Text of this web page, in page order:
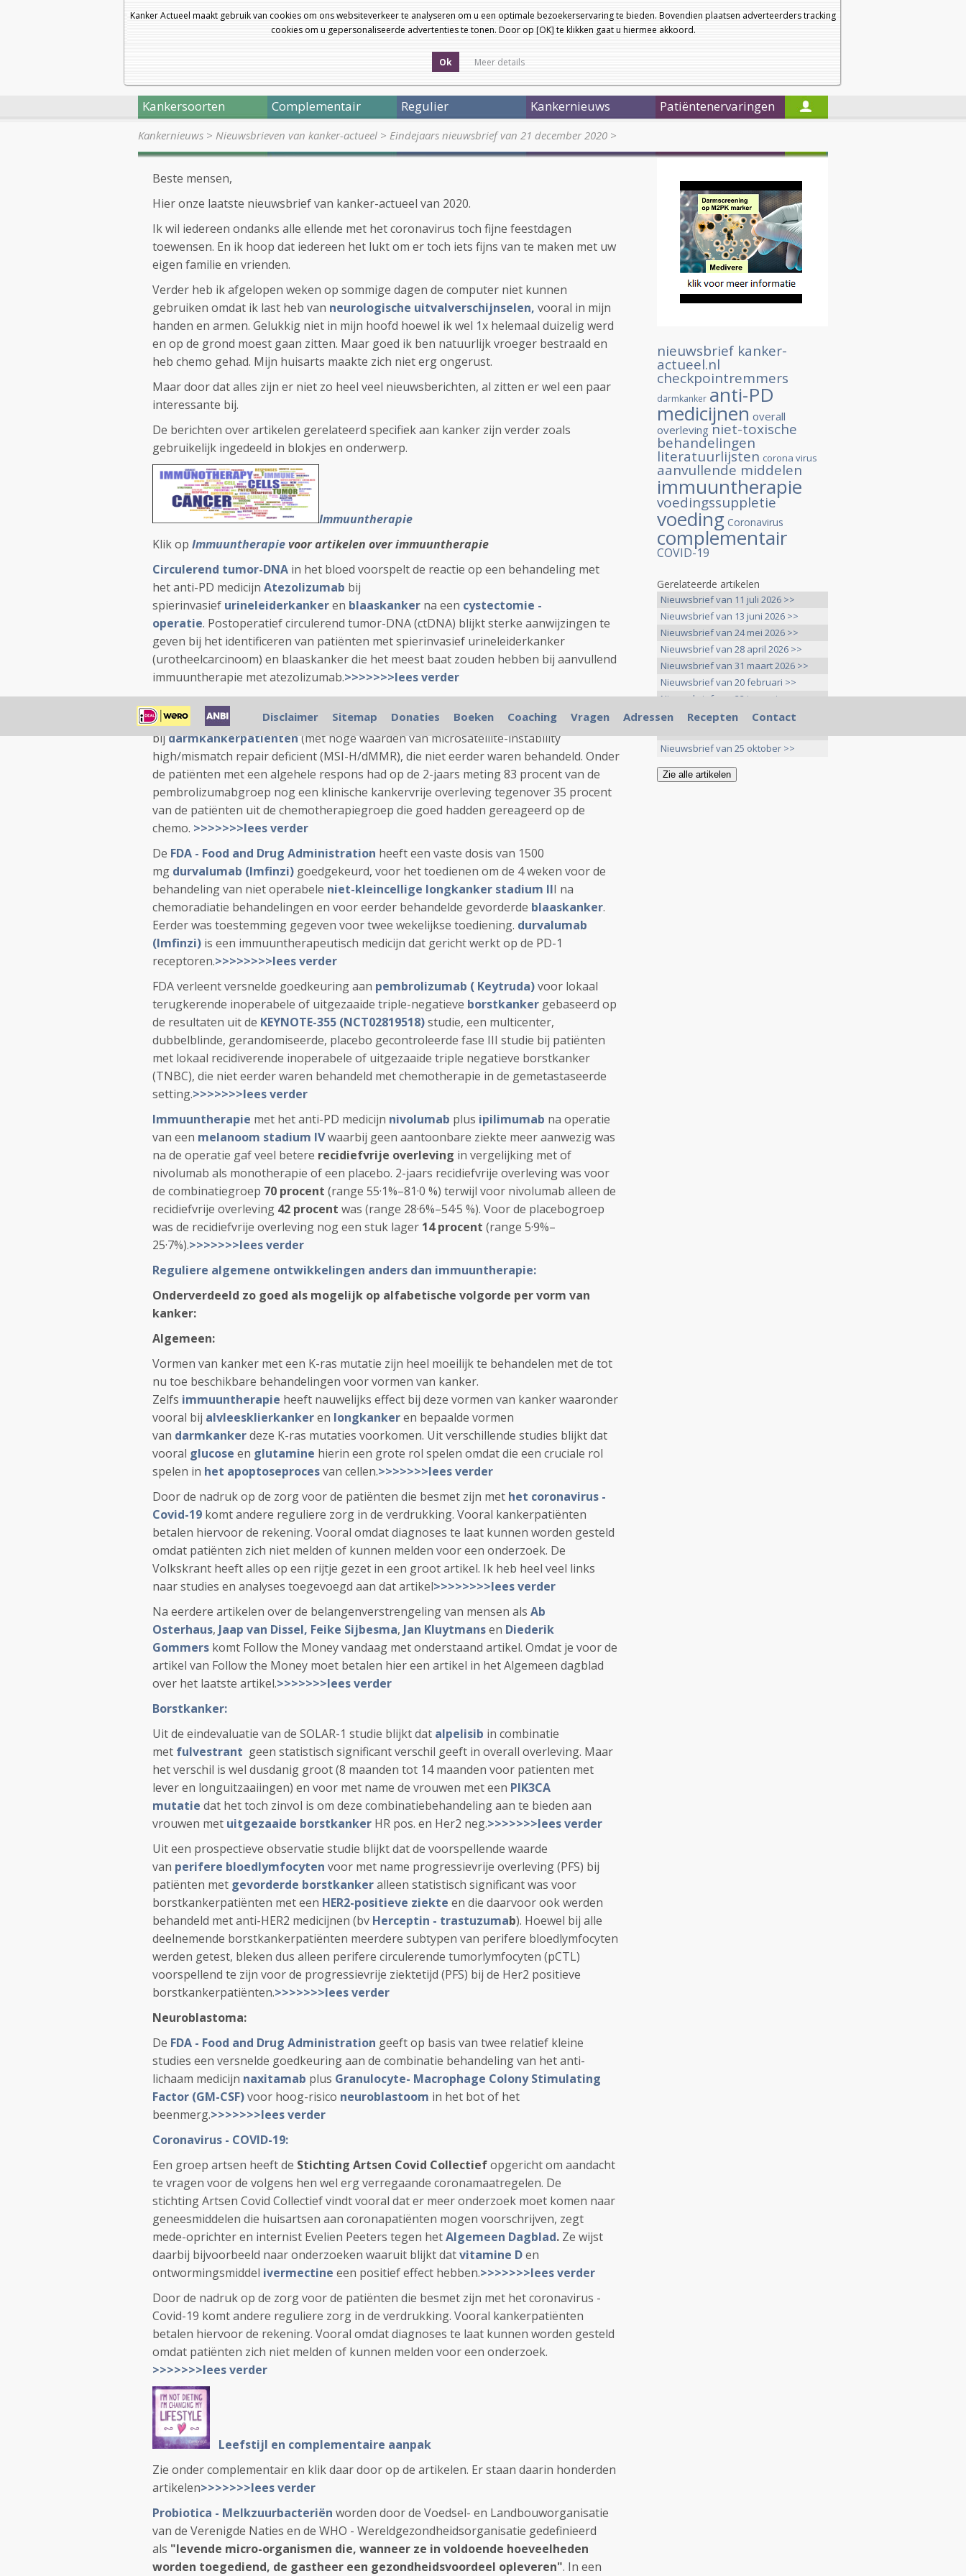
Kanker Actueel maakt gebruik van cookies om ons websiteverkeer te analyseren om u een optimale bezoekerservaring te bieden. Bovendien plaatsen adverteerders tracking
cookies om u gepersonaliseerde advertenties te tonen. Door op [OK] te klikken gaat u hiermee akkoord.
Ok Meer details
a
a
Nieuwsbrief
Startpagina
Kankersoorten Complementair Regulier Kankernieuws Patiëntenervaringen
Kankernieuws > Nieuwsbrieven van kanker-actueel > Eindejaars nieuwsbrief van 21 december 2020 >
Beste mensen,
Hier onze laatste nieuwsbrief van kanker-actueel van 2020.
Ik wil iedereen ondanks alle ellende met het coronavirus toch fijne feestdagen
toewensen. En ik hoop dat iedereen het lukt om er toch iets fijns van te maken met uw
eigen familie en vrienden.
Verder heb ik afgelopen weken op sommige dagen de computer niet kunnen
gebruiken omdat ik last heb van neurologische uitvalverschijnselen, vooral in mijn
handen en armen. Gelukkig niet in mijn hoofd hoewel ik wel 1x helemaal duizelig werd
en op de grond moest gaan zitten. Maar goed ik ben natuurlijk vroeger bestraald en
heb chemo gehad. Mijn huisarts maakte zich niet erg ongerust.
Maar door dat alles zijn er niet zo heel veel nieuwsberichten, al zitten er wel een paar
interessante bij.
De berichten over artikelen gerelateerd specifiek aan kanker zijn verder zoals
gebruikelijk ingedeeld in blokjes en onderwerp.
Immuuntherapie
Klik op Immuuntherapievoor artikelen over immuuntherapie
Circulerend tumor-DNA in het bloed voorspelt de reactie op een behandeling met
het anti-PD medicijn Atezolizumab bij
spierinvasief urineleiderkankeren blaaskanker na een cystectomie -
operatie. Postoperatief circulerend tumor-DNA (ctDNA) blijkt sterke aanwijzingen te
geven bij het identificeren van patiënten met spierinvasief urineleiderkanker
(urotheelcarcinoom) en blaaskanker die het meest baat zouden hebben bij aanvullend
immuuntherapie met atezolizumab.>>>>>>>lees verder
Nieuwe studiegegevens bevestigen dat immuuntherapie met
eerstelijns na diagnosesuperieur is aan chemo voor progressievrije overleving
bijdarmkankerpatiënten(met hoge waarden van microsatellite-instability
high/mismatch repair deficient (MSI-H/dMMR), die niet eerder waren behandeld. Onder
de patiënten met een algehele respons had op de 2-jaars meting 83 procent van de
pembrolizumabgroep nog een klinische kankervrije overleving tegenover 35 procent
van de patiënten uit de chemotherapiegroep die goed hadden gereageerd op de
chemo. >>>>>>>lees verder
De FDA - Food and Drug Administration heeft een vaste dosis van 1500
mg durvalumab (Imfinzi) goedgekeurd, voor het toedienen om de 4 weken voor de
behandeling van niet operabele niet-kleincellige longkanker stadium III na
chemoradiatie behandelingen en voor eerder behandelde gevorderde blaaskanker.
Eerder was toestemming gegeven voor twee wekelijkse toediening. durvalumab
(Imfinzi) is een immuuntherapeutisch medicijn dat gericht werkt op de PD-1
receptoren.>>>>>>>>lees verder
FDA verleent versnelde goedkeuring aan pembrolizumab ( Keytruda)voor lokaal
terugkerende inoperabele of uitgezaaide triple-negatieve borstkanker gebaseerd op
de resultaten uit de KEYNOTE-355 (NCT02819518)studie, een multicenter,
dubbelblinde, gerandomiseerde, placebo gecontroleerde fase III studie bij patiënten
met lokaal recidiverende inoperabele of uitgezaaide triple negatieve borstkanker
(TNBC), die niet eerder waren behandeld met chemotherapie in de gemetastaseerde
setting.>>>>>>>lees verder
Immuuntherapie met het anti-PD medicijn nivolumab plus ipilimumab na operatie
van een melanoom stadium IVwaarbij geen aantoonbare ziekte meer aanwezig was
na de operatie gaf veel betere recidiefvrije overleving in vergelijking met of
nivolumab als monotherapie of een placebo. 2-jaars recidiefvrije overleving was voor
de combinatiegroep 70 procent (range 55·1%–81·0 %) terwijl voor nivolumab alleen de
recidiefvrije overleving 42 procent was (range 28·6%–54·5 %). Voor de placebogroep
was de recidiefvrije overleving nog een stuk lager 14 procent (range 5·9%–
25·7%).>>>>>>>lees verder
Reguliere algemene ontwikkelingen anders dan immuuntherapie:
Onderverdeeld zo goed als mogelijk op alfabetische volgorde per vorm van
kanker:
Algemeen:
Vormen van kanker met een K-ras mutatie zijn heel moeilijk te behandelen met de tot
nu toe beschikbare behandelingen voor vormen van kanker.
Zelfs immuuntherapie heeft nauwelijks effect bij deze vormen van kanker waaronder
vooral bij alvleesklierkankeren longkankeren bepaalde vormen
van darmkankerdeze K-ras mutaties voorkomen. Uit verschillende studies blijkt dat
vooral glucose en glutamine hierin een grote rol spelen omdat die een cruciale rol
spelen in het apoptoseprocesvan cellen.>>>>>>>lees verder
Door de nadruk op de zorg voor de patiënten die besmet zijn met het coronavirus -
Covid-19 komt andere reguliere zorg in de verdrukking. Vooral kankerpatiënten
betalen hiervoor de rekening. Vooral omdat diagnoses te laat kunnen worden gesteld
omdat patiënten zich niet melden of kunnen melden voor een onderzoek. De
Volkskrant heeft alles op een rijtje gezet in een groot artikel. Ik heb heel veel links
naar studies en analyses toegevoegd aan dat artikel>>>>>>>>lees verder
Na eerdere artikelen over de belangenverstrengeling van mensen als Ab
Osterhaus, Jaap van Dissel, Feike Sijbesma, Jan Kluytmansen Diederik
Gommers komt Follow the Money vandaag met onderstaand artikel. Omdat je voor de
artikel van Follow the Money moet betalen hier een artikel in het Algemeen dagblad
over het laatste artikel.>>>>>>>lees verder
Borstkanker:
Uit de eindevaluatie van de SOLAR-1 studie blijkt dat alpelisib in combinatie
met fulvestrant geen statistisch significant verschil geeft in overall overleving. Maar
het verschil is wel dusdanig groot (8 maanden tot 14 maanden voor patienten met
lever en longuitzaaiingen) en voor met name de vrouwen met een PIK3CA
mutatie dat het toch zinvol is om deze combinatiebehandeling aan te bieden aan
vrouwen met uitgezaaide borstkanker HR pos. en Her2 neg.>>>>>>>lees verder
Uit een prospectieve observatie studie blijkt dat de voorspellende waarde
van perifere bloedlymfocyten voor met name progressievrije overleving (PFS) bij
patiënten met gevorderde borstkankeralleen statistisch significant was voor
borstkankerpatiënten met een HER2-positieve ziekte en die daarvoor ook werden
behandeld met anti-HER2 medicijnen (bv Herceptin - trastuzumab). Hoewel bij alle
deelnemende borstkankerpatiënten meerdere subtypen van perifere bloedlymfocyten
werden getest, bleken dus alleen perifere circulerende tumorlymfocyten (pCTL)
voorspellend te zijn voor de progressievrije ziektetijd (PFS) bij de Her2 positieve
borstkankerpatiënten.>>>>>>>lees verder
Neuroblastoma:
De FDA - Food and Drug Administration geeft op basis van twee relatief kleine
studies een versnelde goedkeuring aan de combinatie behandeling van het anti-
lichaam medicijn naxitamab plus Granulocyte- Macrophage Colony Stimulating
Factor (GM-CSF)voor hoog-risico neuroblastoom in het bot of het
beenmerg.>>>>>>>lees verder
Coronavirus - COVID-19:
Een groep artsen heeft de Stichting Artsen Covid Collectiefopgericht om aandacht
te vragen voor de volgens hen wel erg verregaande coronamaatregelen. De
stichting Artsen Covid Collectief vindt vooral dat er meer onderzoek moet komen naar
geneesmiddelen die huisartsen aan coronapatiënten mogen voorschrijven, zegt
mede-oprichter en internist Evelien Peeters tegen hetAlgemeen Dagblad. Ze wijst
daarbij bijvoorbeeld naar onderzoeken waaruit blijkt datvitamine Den
ontwormingsmiddel ivermectine een positief effect hebben.>>>>>>>lees verder
Door de nadruk op de zorg voor de patiënten die besmet zijn met het coronavirus -
Covid-19 komt andere reguliere zorg in de verdrukking. Vooral kankerpatiënten
betalen hiervoor de rekening. Vooral omdat diagnoses te laat kunnen worden gesteld
omdat patiënten zich niet melden of kunnen melden voor een onderzoek.
>>>>>>>lees verder
Leefstijl en complementaire aanpak
Zie onder complementair en klik daar door op de artikelen. Er staan daarin honderden
artikelen>>>>>>>lees verder
Probiotica - Melkzuurbacteriën worden door de Voedsel- en Landbouworganisatie
van de Verenigde Naties en de WHO - Wereldgezondheidsorganisatie gedefinieerd
als "levende micro-organismen die, wanneer ze in voldoende hoeveelheden
worden toegediend, de gastheer een gezondheidsvoordeel opleveren". In een
nieuwsbrief kanker-
actueel.nl
checkpointremmers
darmkanker anti-PD
medicijnen overall
overleving niet-toxische
behandelingen
literatuurlijsten corona virus
aanvullende middelen
immuuntherapie
voedingssuppletie
voeding Coronavirus
complementair
COVID-19
Gerelateerde artikelen
Nieuwsbrief van 11 juli 2026 >>
Nieuwsbrief van 13 juni 2026 >>
Nieuwsbrief van 24 mei 2026 >>
Nieuwsbrief van 28 april 2026 >>
Nieuwsbrief van 31 maart 2026 >>
Nieuwsbrief van 20 februari >>
Nieuwsbrief van 22 januari >>
Nieuwsbrief van 20 december >>
Nieuwsbrief van 25 oktober >>
Disclaimer Sitemap Donaties Boeken Coaching Vragen Adressen Recepten Contact